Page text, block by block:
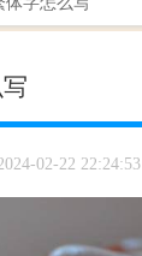
02-22 22:24:53